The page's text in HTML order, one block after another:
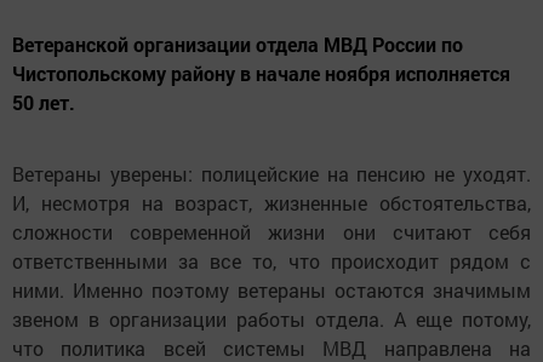
Ветеранской организации отдела МВД России по
Чистопольскому району в начале ноября исполняется
50 лет.
Ветераны уверены: полицейские на пенсию не уходят.
И, несмотря на возраст, жизненные обстоятельства,
сложности современной жизни они считают себя
ответственными за все то, что происходит рядом с
ними. Именно поэтому ветераны остаются значимым
звеном в организации работы отдела. А еще потому,
что политика всей системы МВД направлена на